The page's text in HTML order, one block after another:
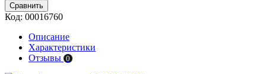
Сравнить
Код: 00016760
Описание
Характеристики
Отзывы 0